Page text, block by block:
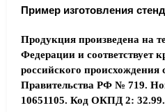
Пример изготовления
Продукция произведена на
Федерации и соответствует
российского происхождения
Правительства РФ № 719.
10651105. Код ОКПД 2: